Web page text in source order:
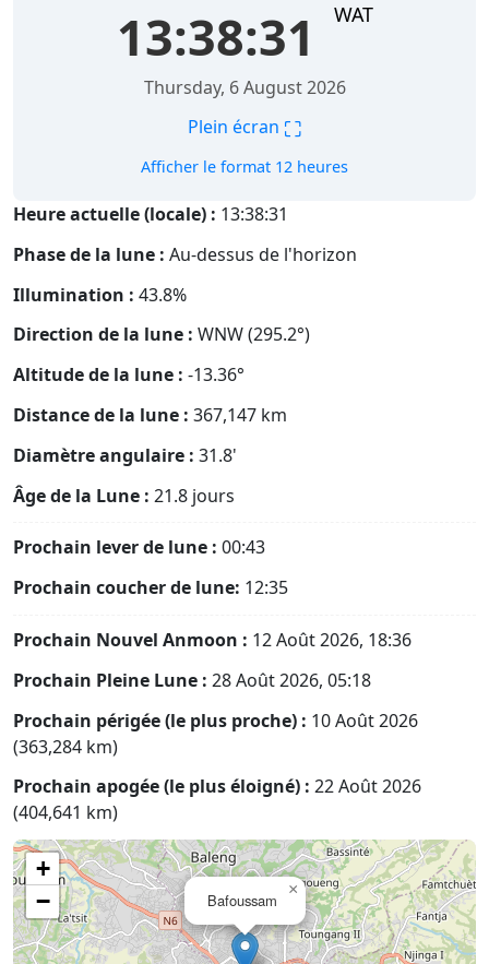
13:38:32 WAT
Thursday, 6 August 2026
Plein écran ⛶
Afficher le format 12 heures
Heure actuelle (locale) : 13:38:32
Phase de la lune : Au-dessus de l'horizon
Illumination : 43.8%
Direction de la lune : WNW (295.2°)
Altitude de la lune : -13.36°
Distance de la lune : 367,147 km
Diamètre angulaire : 31.8'
Âge de la Lune : 21.8 jours
Prochain lever de lune : 00:43
Prochain coucher de lune: 12:35
Prochain Nouvel Anmoon : 12 Août 2026, 18:36
Prochain Pleine Lune : 28 Août 2026, 05:18
Prochain périgée (le plus proche) : 10 Août 2026
(363,284 km)
Prochain apogée (le plus éloigné) : 22 Août 2026
(404,641 km)
Bafoussam
×
+
−